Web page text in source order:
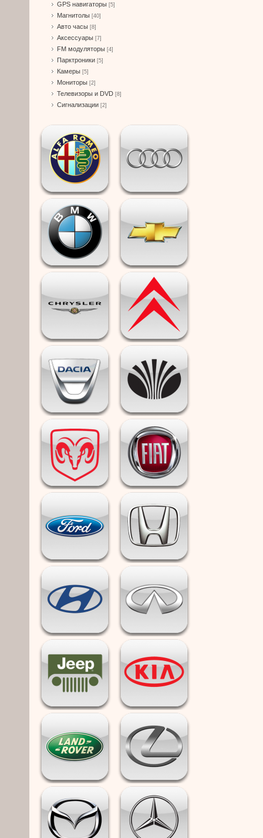
GPS навигаторы [5]
Магнитолы [40]
Авто часы [8]
Аксессуары [7]
FM модуляторы [4]
Парктроники [5]
Камеры [5]
Мониторы [2]
Телевизоры и DVD [8]
Сигнализации [2]